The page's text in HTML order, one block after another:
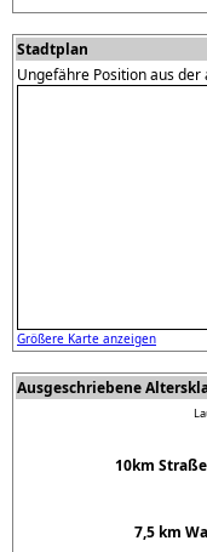
Stadtplan
Ungefähre Position aus
Größere Karte anzeigen
Ausgeschriebene
10km
7,5 km